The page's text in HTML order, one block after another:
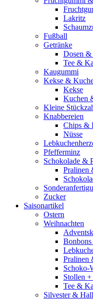
Lakritz
Fußball
Getränke
Dosen &
Tee &
Kaugummi
Kekse &
Kekse
Kuchen
Kleine
Knabbereien
Chips &
Nüsse
Pfefferminz
Schokolade &
Pralinen
Zucker
Saisonartikel
Ostern
Weihnachten
Pralinen
Schoko-
Stollen
Tee &
Silvester &